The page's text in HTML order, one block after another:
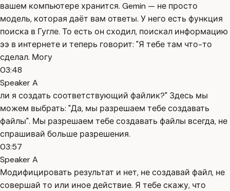
вашем компьютере хранится. Gemin — не просто
модель, которая даёт вам ответы. У него есть функция
поиска в Гугле. То есть он сходил, поискал информацию
ээ в интернете и теперь говорит: "Я тебе там что-то
сделал. Могу
03:48
Speaker A
ли я создать соответствующий файлик?" Здесь мы
можем выбрать: "Да, мы разрешаем тебе создавать
файлы". Мы разрешаем тебе создавать файлы всегда, не
спрашивай больше разрешения.
03:57
Speaker A
Модифицировать результат и нет, не создавай файл, не
совершай то или иное действие. Я тебе скажу, что